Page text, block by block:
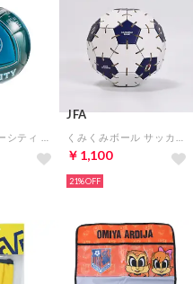
JFA
￥1,100
21%